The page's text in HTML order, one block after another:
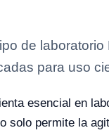
de laboratorio
para uso
esencial en
solo permite la